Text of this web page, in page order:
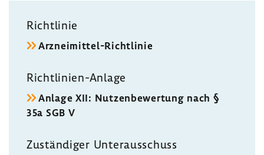
Richt­linie
Arzneimittel-​Richtlinie
Richtlinien-​Anlage
Anlage XII: Nutzen­be­wer­tung nach §
35a SGB V
Zustän­diger Unter­aus­schuss